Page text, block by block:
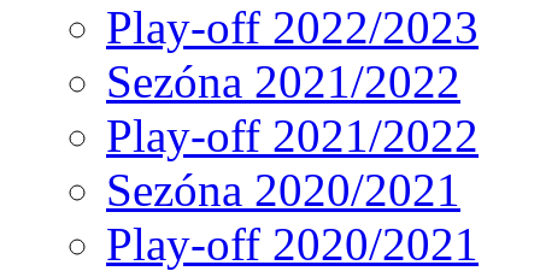
Play-off 2022/2023
Sezóna 2021/2022
Play-off 2021/2022
Sezóna 2020/2021
Play-off 2020/2021